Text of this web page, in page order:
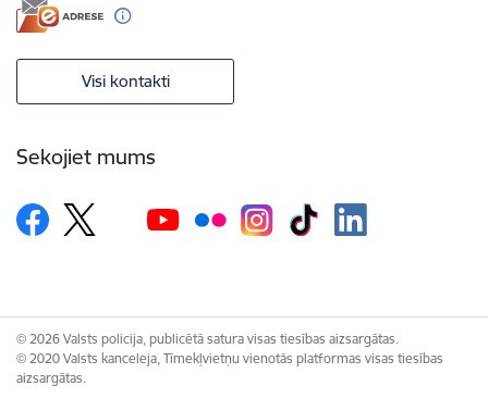
Visi kontakti
Sekojiet mums
© 2026 Valsts policija, publicētā satura visas tiesības aizsargātas.
© 2020 Valsts kanceleja, Tīmekļvietņu vienotās platformas visas tiesības
aizsargātas.